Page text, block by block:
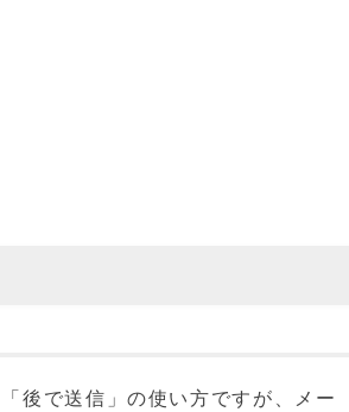
「後で送信」の使い方ですが、メー